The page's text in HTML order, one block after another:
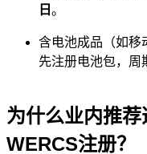
日 。
含电池成品（如移
先注册电池包，周
为什么业内推
WERCS注册？